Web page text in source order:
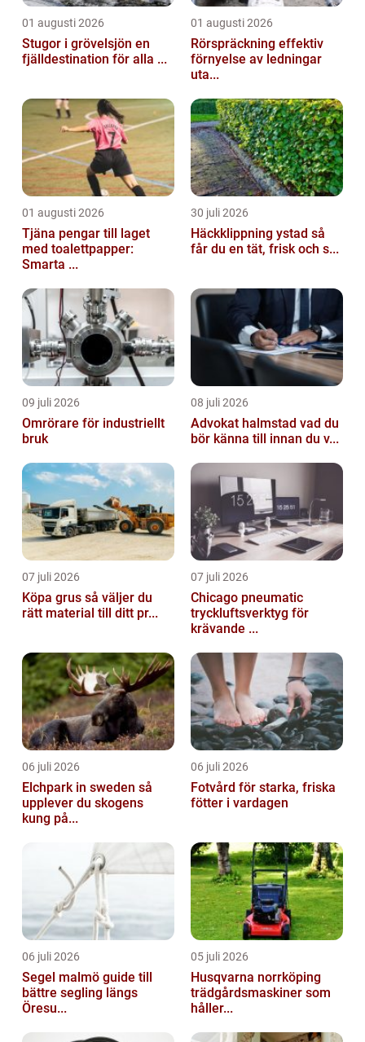
01 augusti 2026
Stugor i grövelsjön en
fjälldestination för alla ...
01 augusti 2026
Rörspräckning effektiv
förnyelse av ledningar
uta...
01 augusti 2026
Tjäna pengar till laget
med toalettpapper:
Smarta ...
30 juli 2026
Häckklippning ystad så
får du en tät, frisk och s...
09 juli 2026
Omrörare för industriellt
bruk
08 juli 2026
Advokat halmstad vad du
bör känna till innan du v...
07 juli 2026
Köpa grus så väljer du
rätt material till ditt pr...
07 juli 2026
Chicago pneumatic
tryckluftsverktyg för
krävande ...
06 juli 2026
Elchpark in sweden så
upplever du skogens
kung på...
06 juli 2026
Fotvård för starka, friska
fötter i vardagen
06 juli 2026
Segel malmö guide till
bättre segling längs
Öresu...
05 juli 2026
Husqvarna norrköping
trädgårdsmaskiner som
håller...